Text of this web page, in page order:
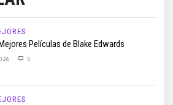
Películas de Blake Edwards
5